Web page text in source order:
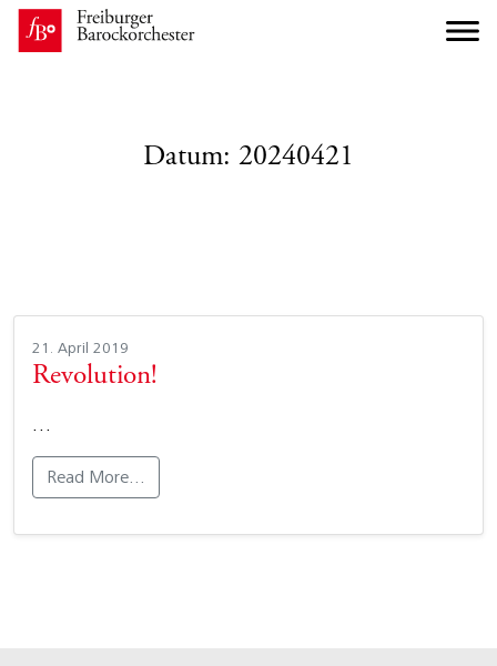
Datum: 20240421
21. April 2019
Revolution!
…
Read More…